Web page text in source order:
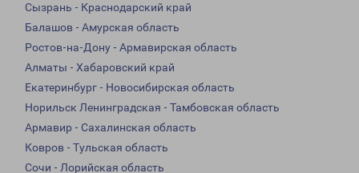
Сызрань - Краснодарский край
Балашов - Амурская область
Ростов-на-Дону - Армавирская область
Алматы - Хабаровский край
Екатеринбург - Новосибирская область
Норильск Ленинградская - Тамбовская область
Армавир - Сахалинская область
Ковров - Тульская область
Сочи - Лорийская область